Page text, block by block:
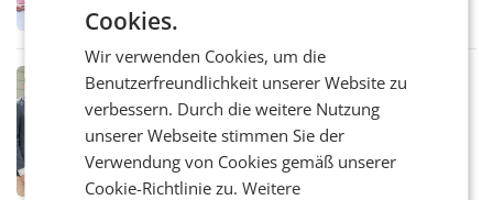
erneuert Penny zwei Filialen in Nieder- und
in Haag sowie im rund
Alles bereit für den Wechsel: Jürgen
Albrecht setzt ab 1.1.2027 auf Adeg
WIENER NEUDORF. – Die geplante
Zusammenarbeit zwischen Adeg und dem
Vorarlberger Kaufmann Jürgen Albrecht ist
Cookies.
Wir verwenden Cookies, um die
Benutzerfreundlichkeit unserer Website zu
verbessern. Durch die weitere Nutzung
unserer Webseite stimmen Sie der
Verwendung von Cookies gemäß unserer
Cookie-Richtlinie zu.Weitere